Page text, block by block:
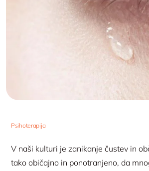
Psihoterapija
V naši kulturi je zanikanje čustev in
tako običajno in ponotranjeno, da